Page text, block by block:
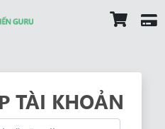
TÀI KHOẢN